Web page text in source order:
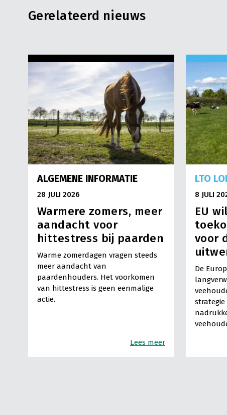
Gerelateerd nieuws
ALGEMENE INFORMATIE
28 JULI 2026
Warmere zomers, meer
aandacht voor
hittestress bij paarden
Warme zomerdagen vragen steeds
meer aandacht van
paardenhouders. Het voorkomen
van hittestress is geen eenmalige
actie.
Lees meer
LTO
8 JULI
EU wil
voor
De
strategie